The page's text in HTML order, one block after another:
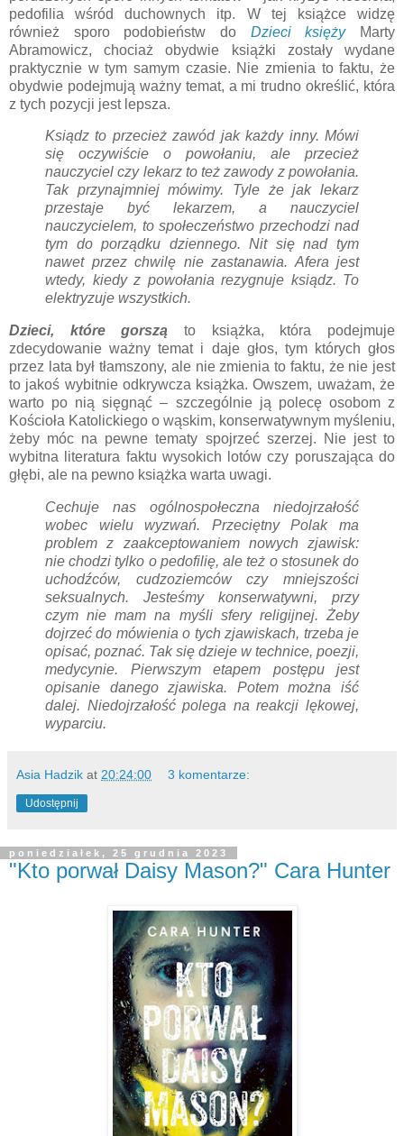
pedofilia wśród duchownych itp. W tej książce widzę
również sporo podobieństw do Dzieci księżyMarty
Abramowicz, chociaż obydwie książki zostały wydane
praktycznie w tym samym czasie. Nie zmienia to faktu, że
obydwie podejmują ważny temat, a mi trudno określić, która
z tych pozycji jest lepsza.
Ksiądz to przecież zawód jak każdy inny. Mówi
się oczywiście o powołaniu, ale przecież
nauczyciel czy lekarz to też zawody z powołania.
Tak przynajmniej mówimy. Tyle że jak lekarz
przestaje być lekarzem, a nauczyciel
nauczycielem, to społeczeństwo przechodzi nad
tym do porządku dziennego. Nit się nad tym
nawet przez chwilę nie zastanawia. Afera jest
wtedy, kiedy z powołania rezygnuje ksiądz. To
elektryzuje wszystkich.
Dzieci, które gorszą to książka, która podejmuje
zdecydowanie ważny temat i daje głos, tym których głos
przez lata był tłamszony, ale nie zmienia to faktu, że nie jest
to jakoś wybitnie odkrywcza książka. Owszem, uważam, że
warto po nią sięgnąć – szczególnie ją polecę osobom z
Kościoła Katolickiego o wąskim, konserwatywnym myśleniu,
żeby móc na pewne tematy spojrzeć szerzej. Nie jest to
wybitna literatura faktu wysokich lotów czy poruszająca do
głębi, ale na pewno książka warta uwagi.
Cechuje nas ogólnospołeczna niedojrzałość
wobec wielu wyzwań. Przeciętny Polak ma
problem z zaakceptowaniem nowych zjawisk:
nie chodzi tylko o pedofilię, ale też o stosunek do
uchodźców, cudzoziemców czy mniejszości
seksualnych. Jesteśmy konserwatywni, przy
czym nie mam na myśli sfery religijnej. Żeby
dojrzeć do mówienia o tych zjawiskach, trzeba je
opisać, poznać. Tak się dzieje w technice, poezji,
medycynie. Pierwszym etapem postępu jest
opisanie danego zjawiska. Potem można iść
dalej. Niedojrzałość polega na reakcji lękowej,
wyparciu.
Asia Hadzik at 20:24:00 3 komentarze:
Udostępnij
poniedziałek, 25 grudnia 2023
"Kto porwał Daisy Mason?" Cara Hunter